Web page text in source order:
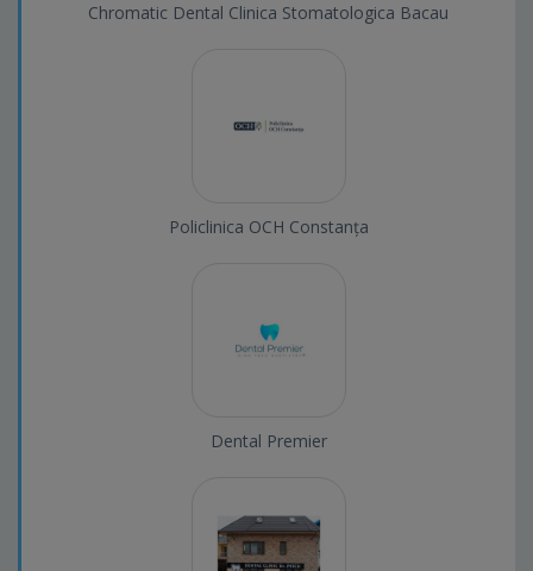
Chromatic Dental Clinica Stomatologica Bacau
Policlinica OCH Constanța
Dental Premier